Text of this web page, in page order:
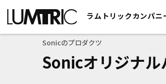
ラムトリックカンパニ
ラムトリックカンパニー > オリジナルパーツ >
Sonicのプロダクツ
Sonicオリジナル